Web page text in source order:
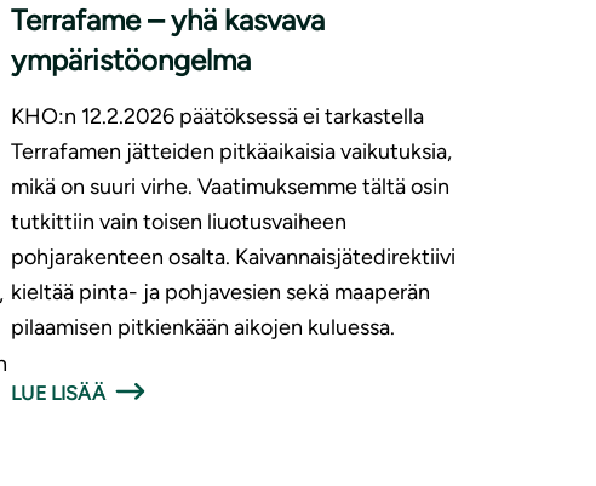
Terrafame – yhä kasvava
ympäristöongelma
KHO:n 12.2.2026 päätöksessä ei tarkastella
Terrafamen jätteiden pitkäaikaisia vaikutuksia,
mikä on suuri virhe. Vaatimuksemme tältä osin
tutkittiin vain toisen liuotusvaiheen
pohjarakenteen osalta. Kaivannaisjätedirektiivi
kieltää pinta- ja pohjavesien sekä maaperän
pilaamisen pitkienkään aikojen kuluessa.
LUE LISÄÄ